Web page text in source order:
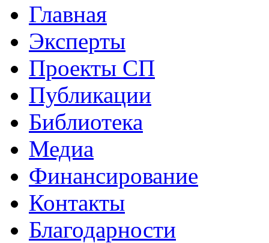
Главная
Эксперты
Проекты СП
Публикации
Библиотека
Медиа
Финансирование
Контакты
Благодарности